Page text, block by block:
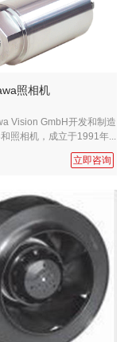
照相机
Vision GmbH开发和制造
照相机，成立于1991年...
立即咨询